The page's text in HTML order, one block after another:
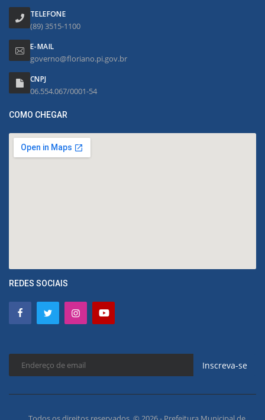
TELEFONE
(89) 3515-1100
E-MAIL
governo@floriano.pi.gov.br
CNPJ
06.554.067/0001-54
COMO CHEGAR
REDES SOCIAIS
Inscreva-se